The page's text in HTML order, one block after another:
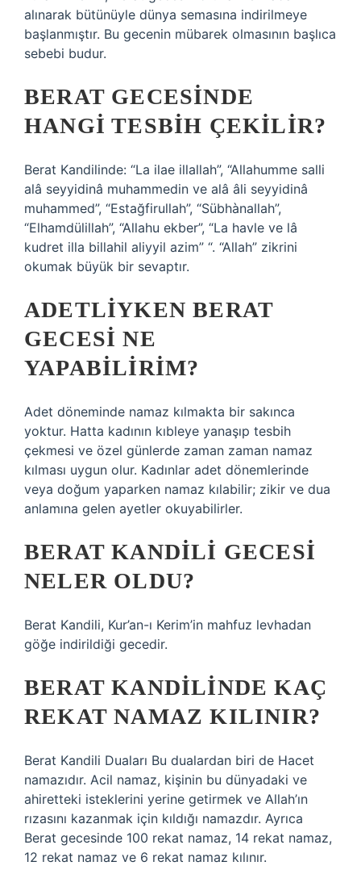
alınarak bütünüyle dünya semasına indirilmeye
başlanmıştır. Bu gecenin mübarek olmasının başlıca
sebebi budur.
BERAT GECESINDE
HANGI TESBIH ÇEKILIR?
Berat Kandilinde: “La ilae illallah”, “Allahumme salli
alâ seyyidinâ muhammedin ve alâ âli seyyidinâ
muhammed”, “Estağfirullah”, “Sübhànallah”,
“Elhamdülillah”, “Allahu ekber”, “La havle ve lâ
kudret illa billahil aliyyil azim” “. “Allah” zikrini
okumak büyük bir sevaptır.
ADETLIYKEN BERAT
GECESI NE
YAPABILIRIM?
Adet döneminde namaz kılmakta bir sakınca
yoktur. Hatta kadının kıbleye yanaşıp tesbih
çekmesi ve özel günlerde zaman zaman namaz
kılması uygun olur. Kadınlar adet dönemlerinde
veya doğum yaparken namaz kılabilir; zikir ve dua
anlamına gelen ayetler okuyabilirler.
BERAT KANDILI GECESI
NELER OLDU?
Berat Kandili, Kur’an-ı Kerim’in mahfuz levhadan
göğe indirildiği gecedir.
BERAT KANDILINDE KAÇ
REKAT NAMAZ KILINIR?
Berat Kandili Duaları Bu dualardan biri de Hacet
namazıdır. Acil namaz, kişinin bu dünyadaki ve
ahiretteki isteklerini yerine getirmek ve Allah’ın
rızasını kazanmak için kıldığı namazdır. Ayrıca
Berat gecesinde 100 rekat namaz, 14 rekat namaz,
12 rekat namaz ve 6 rekat namaz kılınır.